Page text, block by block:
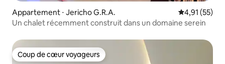
Appartement ⋅ Jericho G.R.A. Évaluation
4,91 (55)
Un chalet récemment construit dans un domaine serein
Coup de cœur voyageurs
Coup de cœur voyageurs